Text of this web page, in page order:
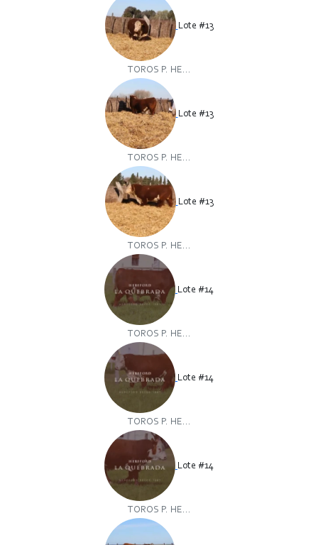
Lote #13
TOROS P. HE...
Lote #13
TOROS P. HE...
Lote #13
TOROS P. HE...
Lote #14
TOROS P. HE...
Lote #14
TOROS P. HE...
Lote #14
TOROS P. HE...